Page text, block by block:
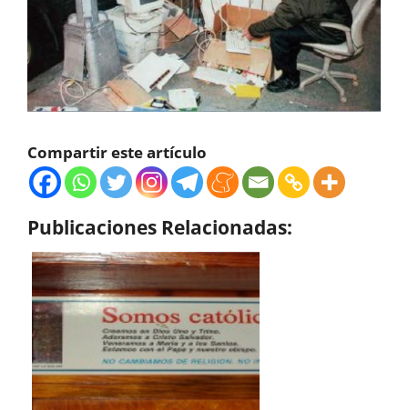
Compartir este artículo
Publicaciones Relacionadas: